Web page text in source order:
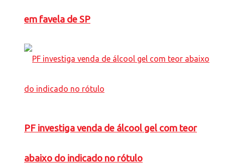
em favela de SP
PF investiga venda de álcool gel com teor
abaixo do indicado no rótulo